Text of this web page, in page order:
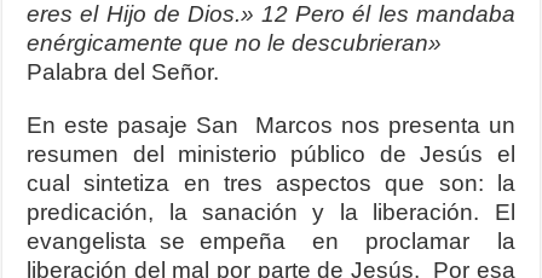
eres el Hijo de Dios.» 12 Pero él les mandaba
enérgicamente que no le descubrieran»
Palabra del Señor.
En este pasaje San Marcos nos presenta un
resumen del ministerio público de Jesús el
cual sintetiza en tres aspectos que son: la
predicación, la sanación y la liberación. El
evangelista se empeña en proclamar la
liberación del mal por parte de Jesús. Por esa